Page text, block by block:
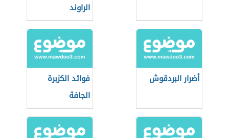
الراوند
أضرار البردقوش
فوائد الكزبرة
الجافة